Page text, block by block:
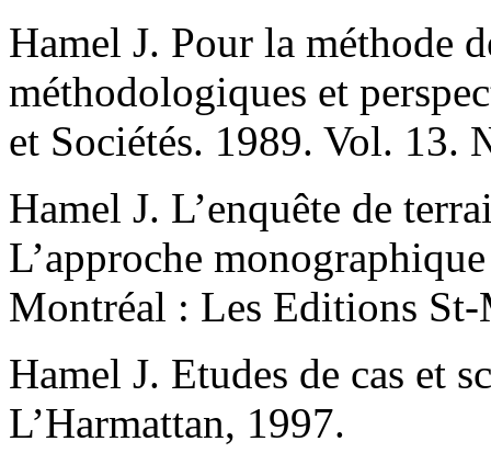
Hamel J. Pour la méthode
méthodologiques et
et Sociétés. 1989. Vol. 13.
Hamel J. L’enquête de
L’approche
Montréal : Les Editions
Hamel J. Etudes de cas et
L’Harmattan, 1997.